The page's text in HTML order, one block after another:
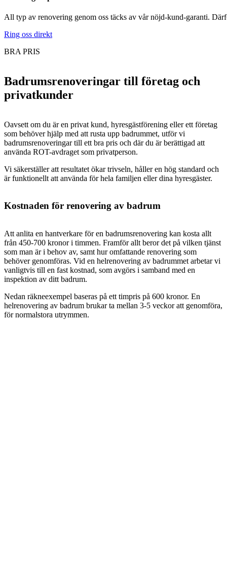
All typ av renovering genom oss täcks av vår nöjd-kund-garanti.
Ring oss direkt
Badrumsrenoveringar till företag och
privatkunder
Oavsett om du är en privat kund, hyresgästförening eller ett företag
som behöver hjälp med att rusta upp badrummet, utför vi
badrumsrenoveringar till ett bra pris och där du är berättigad att
använda ROT-avdraget som privatperson.
Vi säkerställer att resultatet ökar trivseln, håller en hög standard och
är funktionellt att använda för hela familjen eller dina hyresgäster.
BRA PRIS
Kostnaden för renovering av badrum
Att anlita en hantverkare för en badrumsrenovering kan kosta allt
från 450-700 kronor i timmen. Framför allt beror det på vilken tjänst
som man är i behov av, samt hur omfattande renovering som
behöver genomföras. Vid en helrenovering av badrummet arbetar vi
vanligtvis till en fast kostnad, som avgörs i samband med en
inspektion av ditt badrum.
Nedan räkneexempel baseras på ett timpris på 600 kronor. En
helrenovering av badrum brukar ta mellan 3-5 veckor att genomföra,
för normalstora utrymmen.